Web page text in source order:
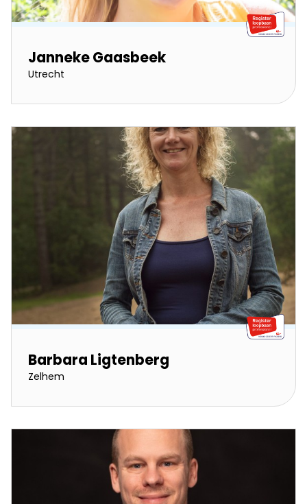
Janneke Gaasbeek
Utrecht
Barbara Ligtenberg
Zelhem